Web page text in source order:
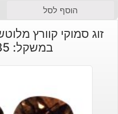
הוסף לסל
זוג סמוקי קוורץ
במשקל: 5.85 קרט